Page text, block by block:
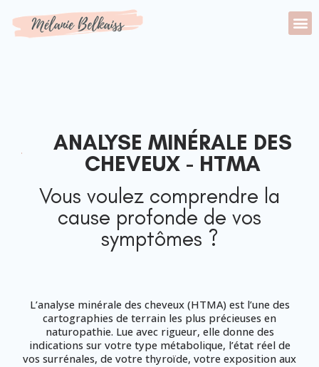
ANALYSE MINÉRALE DES
CHEVEUX - HTMA
Vous voulez comprendre la
cause profonde de vos
symptômes ?
L’analyse minérale des cheveux (HTMA) est l’une des
cartographies de terrain les plus précieuses en
naturopathie. Lue avec rigueur, elle donne des
indications sur votre type métabolique, l’état réel de
vos surrénales, de votre thyroïde, votre exposition aux